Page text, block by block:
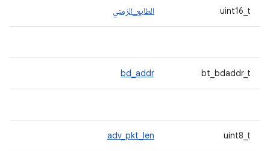
uint16_t الطابع_الزمني
bt_bdaddr_t
bd_addr
uint8_t
adv_pkt_len